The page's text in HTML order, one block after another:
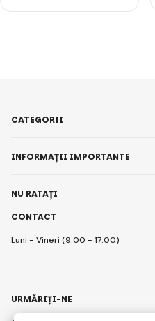
CONTACT
Luni - Vineri (9:00 - 17:00)
CATEGORII
INFORMAȚII IMPORTANTE
NU RATAȚI
URMĂRIȚI-NE